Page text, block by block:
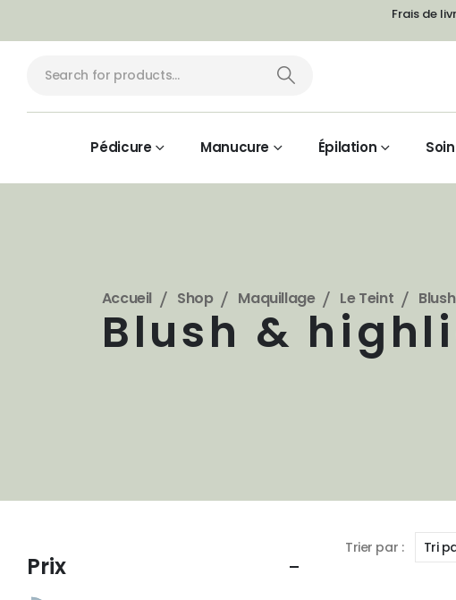
Frais de
Pédicure Manucure Épilation
Accueil Shop Maquillage Le Teint
Blush &
Trier par :